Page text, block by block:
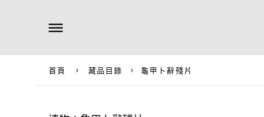
首頁 藏品目錄 龜甲卜辭殘片